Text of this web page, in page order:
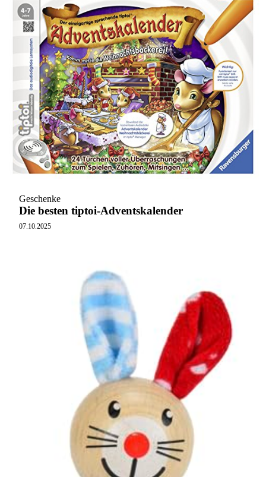
Geschenke
Die besten tiptoi-Adventskalender
07.10.2025